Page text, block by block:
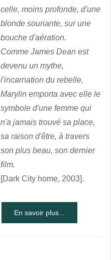
celle, moins profonde, d'une
blonde souriante, sur une
bouche d'aération.
Comme James Dean est
devenu un mythe,
l'incarnation du rebelle,
Marylin emporta avec elle le
symbole d'une femme qui
n'a jamais trouvé sa place,
sa raison d'être, à travers
son plus beau, son dernier
film.
[Dark City home, 2003].
En savoir plus...